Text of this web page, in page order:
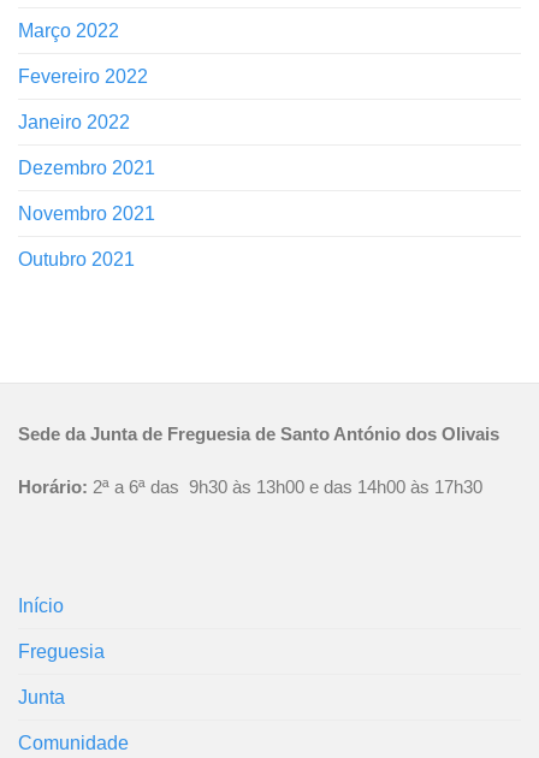
Março 2022
Fevereiro 2022
Janeiro 2022
Dezembro 2021
Novembro 2021
Outubro 2021
Sede da Junta de Freguesia de Santo António dos Olivais
Horário: 2ª a 6ª das 9h30 às 13h00 e das 14h00 às 17h30
Início
Freguesia
Junta
Comunidade